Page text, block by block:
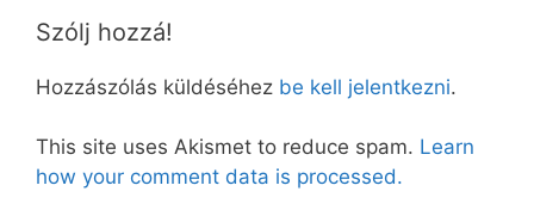
Szólj hozzá!
Hozzászólás küldéséhez be kell jelentkezni.
This site uses Akismet to reduce spam. Learn
how your comment data is processed.